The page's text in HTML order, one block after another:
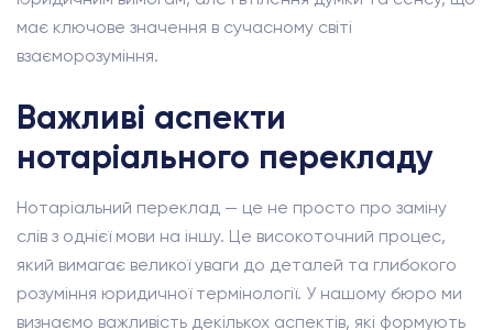
має ключове значення в сучасному світі
взаєморозуміння.
Важливі аспекти
нотаріального перекладу
Нотаріальний переклад — це не просто про заміну
слів з однієї мови на іншу. Це високоточний процес,
який вимагає великої уваги до деталей та глибокого
розуміння юридичної термінології. У нашому бюро ми
визнаємо важливість декількох аспектів, які формують